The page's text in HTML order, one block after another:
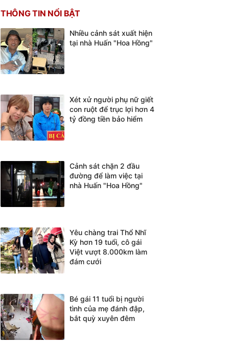
THÔNG TIN NỔI BẬT
Nhiều cảnh sát xuất hiện
tại nhà Huấn "Hoa Hồng"
Xét xử người phụ nữ giết
con ruột để trục lợi hơn 4
tỷ đồng tiền bảo hiểm
Cảnh sát chặn 2 đầu
đường để làm việc tại
nhà Huấn "Hoa Hồng"
Yêu chàng trai Thổ Nhĩ
Kỳ hơn 19 tuổi, cô gái
Việt vượt 8.000km làm
đám cưới
Bé gái 11 tuổi bị người
tình của mẹ đánh đập,
bắt quỳ xuyên đêm